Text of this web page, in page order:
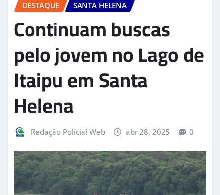
DESTAQUE SANTA HELENA
Continuam buscas
pelo jovem no Lago de
Itaipu em Santa
Helena
Redação Policial Web abr 28, 2025 0